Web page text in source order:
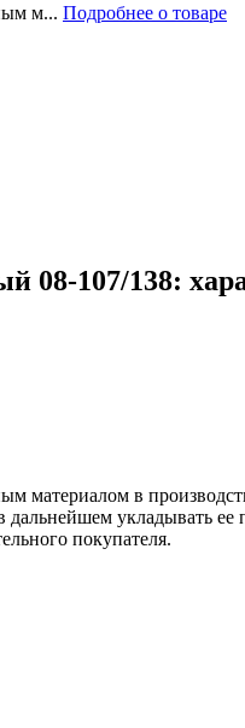
м... Подробнее о товаре
08-107/138:
материалом в
дальнейшем укладывать
покупателя.